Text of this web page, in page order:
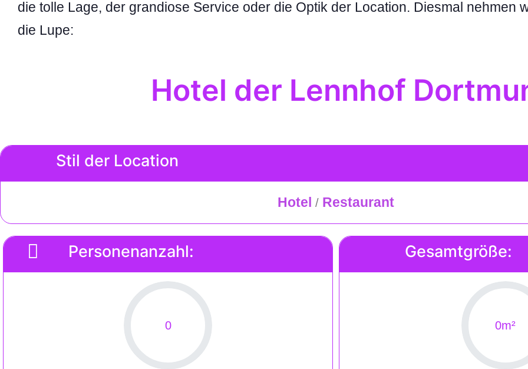
die tolle Lage, der grandiose Service oder die Optik der Location. Diesmal nehmen
die Lupe:
Hotel der Lennhof
Stil der Location
Hotel / Restaurant
Personenanzahl:
0
Gesamtgröße:
0m²